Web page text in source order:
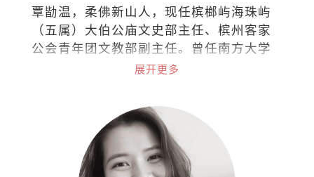
覃勓温，柔佛新山人，现任槟榔屿海珠屿
（五属）大伯公庙文史部主任、槟州客家
公会青年团文教部副主任。曾任南方大学
专项助理研究员。著有诗集《夕惕斋诗
马华文史札记》（2025）；另主编《南
天：槟榔屿广东暨汀州会馆会刊》
（2026）。
展开更多